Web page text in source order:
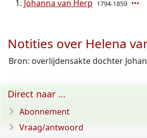
Johanna van Herp 1794-1859
Notities over Helena
Bron: overlijdensakte dochter
Direct naar ...
Abonnement
Vraag/antwoord